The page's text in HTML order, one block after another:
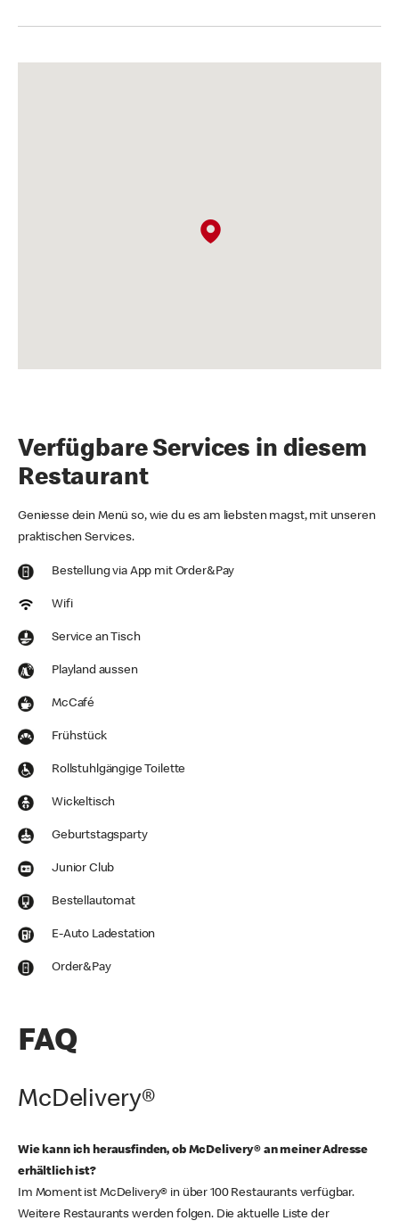
Verfügbare Services in diesem
Restaurant
Geniesse dein Menü so, wie du es am liebsten magst, mit unseren
praktischen Services.
Bestellung via App mit Order&Pay
Wifi
Service an Tisch
Playland aussen
McCafé
Frühstück
Rollstuhlgängige Toilette
Wickeltisch
Geburtstagsparty
Junior Club
Bestellautomat
E-Auto Ladestation
Order&Pay
FAQ
McDelivery®
Wie kann ich herausfinden, ob McDelivery® an meiner Adresse
erhältlich ist?
Im Moment ist McDelivery® in über 100 Restaurants verfügbar.
Weitere Restaurants werden folgen. Die aktuelle Liste der